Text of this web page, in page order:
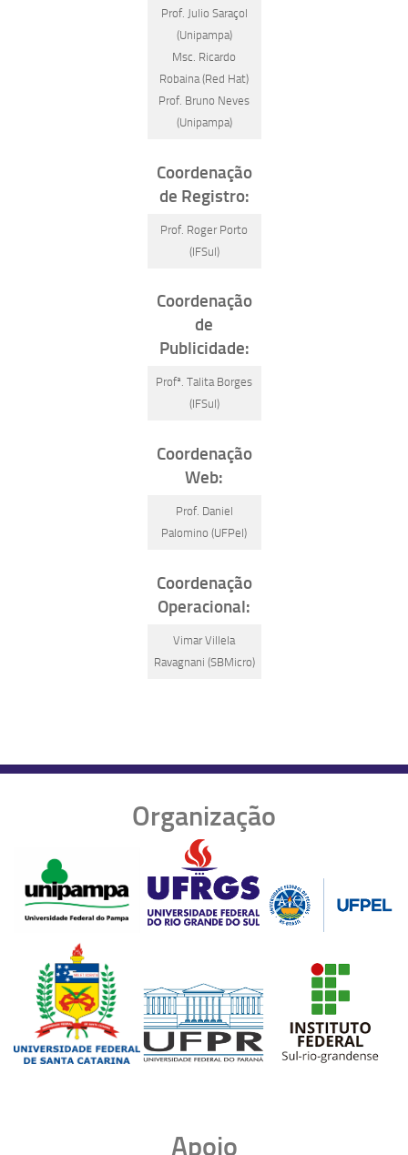
Prof. Julio Saraçol
(Unipampa)
Msc. Ricardo
Robaina (Red Hat)
Prof. Bruno Neves
(Unipampa)
Coordenação
de Registro:
Prof. Roger Porto
(IFSul)
Coordenação
de
Publicidade:
Profª. Talita Borges
(IFSul)
Coordenação
Web:
Prof. Daniel
Palomino (UFPel)
Coordenação
Operacional:
Vimar Villela
Ravagnani (SBMicro)
Organização
Apoio